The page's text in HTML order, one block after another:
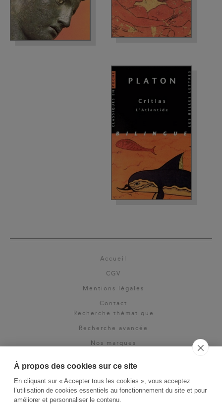
À propos des cookies sur ce site
En cliquant sur « Accepter tous les cookies », vous acceptez
l’utilisation de cookies essentiels au fonctionnement du site et pour
améliorer et personnaliser le contenu.
Accueil
CGV
Mentions légales
Contact
Recherche thématique
Recherche avancée
Nos marques
Espace pro
Newsletter
La Vie des Classiques